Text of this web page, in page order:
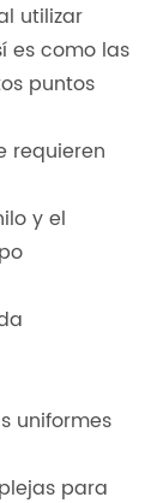
utilizar
es como las
puntos
requieren
y el
uniformes
para